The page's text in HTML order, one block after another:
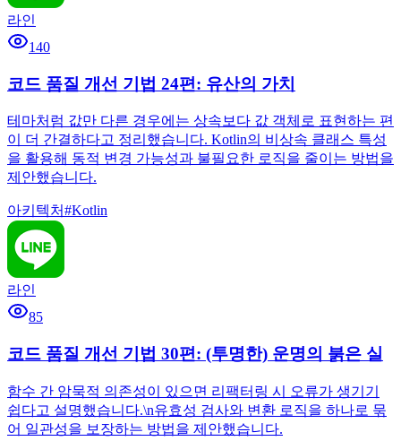
라인
140
코드 품질 개선 기법 24편: 유산의 가치
테마처럼 값만 다른 경우에는 상속보다 값 객체로 표현하는 편
이 더 간결하다고 정리했습니다. Kotlin의 비상속 클래스 특성
을 활용해 동적 변경 가능성과 불필요한 로직을 줄이는 방법을
제안했습니다.
아키텍처#Kotlin
라인
85
코드 품질 개선 기법 30편: (투명한) 운명의 붉은 실
함수 간 암묵적 의존성이 있으면 리팩터링 시 오류가 생기기
쉽다고 설명했습니다.\n유효성 검사와 변환 로직을 하나로 묶
어 일관성을 보장하는 방법을 제안했습니다.